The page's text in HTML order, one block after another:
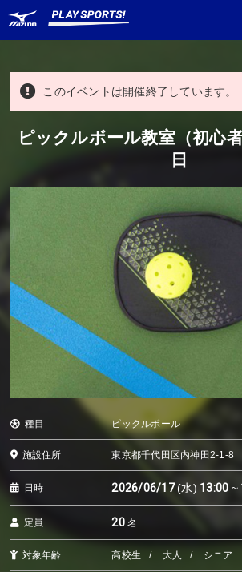
から探す
このイベントは開催終了しています。
ピックルボール教室（初心
日
種目 ピックルボール
施設住所 東京都千代田区内神田2-1-8
日時 2026/06/17(水) 13:00 ~
定員 20名
対象年齢 高校生 大人 シニア